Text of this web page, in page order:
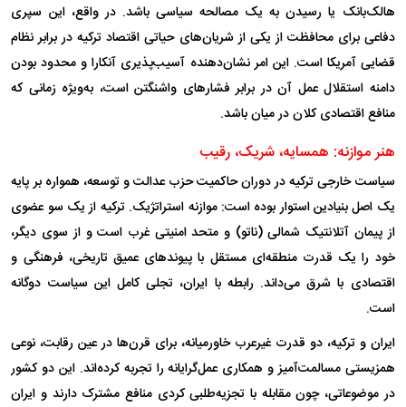
هالک‌بانک یا رسیدن به یک مصالحه سیاسی باشد. در واقع، این سپری
دفاعی برای محافظت از یکی از شریان‌های حیاتی اقتصاد ترکیه در برابر نظام
قضایی آمریکا است. این امر نشان‌دهنده آسیب‌پذیری آنکارا و محدود بودن
دامنه استقلال عمل آن در برابر فشار‌های واشنگتن است، به‌ویژه زمانی که
منافع اقتصادی کلان در میان باشد.
هنر موازنه: همسایه، شریک، رقیب
سیاست خارجی ترکیه در دوران حاکمیت حزب عدالت و توسعه، همواره بر پایه
یک اصل بنیادین استوار بوده است: موازنه استراتژیک. ترکیه از یک سو عضوی
از پیمان آتلانتیک شمالی (ناتو) و متحد امنیتی غرب است و از سوی دیگر،
خود را یک قدرت منطقه‌ای مستقل با پیوند‌های عمیق تاریخی، فرهنگی و
اقتصادی با شرق می‌داند. رابطه با ایران، تجلی کامل این سیاست دوگانه
است.
ایران و ترکیه، دو قدرت غیرعرب خاورمیانه، برای قرن‌ها در عین رقابت، نوعی
همزیستی مسالمت‌آمیز و همکاری عمل‌گرایانه را تجربه کرده‌اند. این دو کشور
در موضوعاتی، چون مقابله با تجزیه‌طلبی کردی منافع مشترک دارند و ایران